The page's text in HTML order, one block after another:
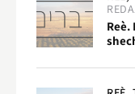
Reè.